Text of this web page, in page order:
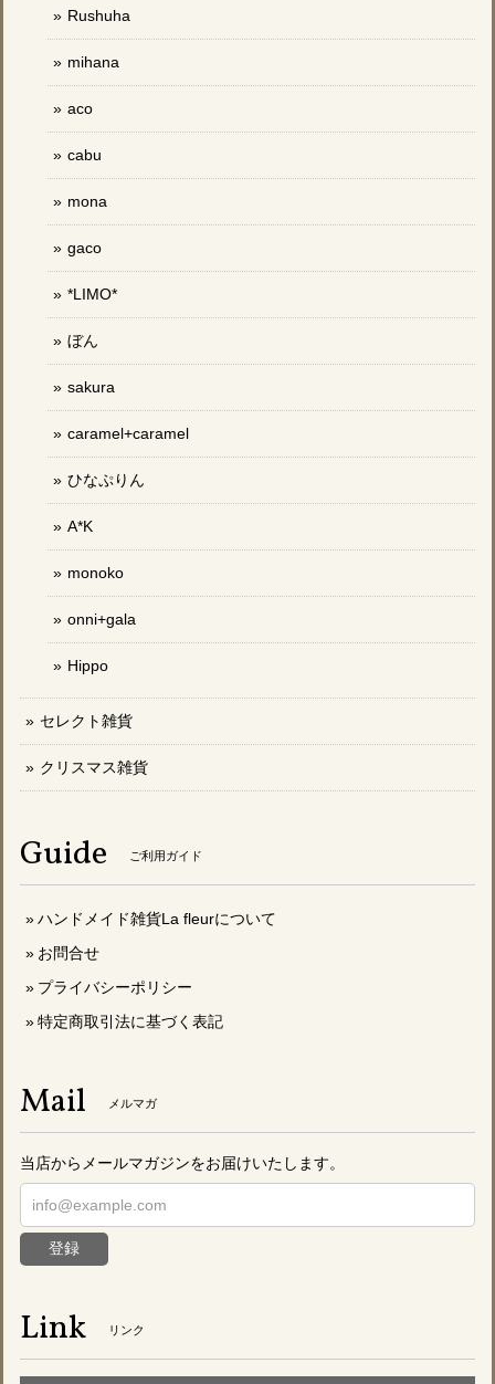
Rushuha
mihana
aco
cabu
mona
gaco
*LIMO*
ぼん
sakura
caramel+caramel
ひなぷりん
A*K
monoko
onni+gala
Hippo
セレクト雑貨
クリスマス雑貨
Guide ご利用ガイド
ハンドメイド雑貨La fleurについて
お問合せ
プライバシーポリシー
特定商取引法に基づく表記
Mail メルマガ
当店からメールマガジンをお届けいたします。
登録
Link リンク